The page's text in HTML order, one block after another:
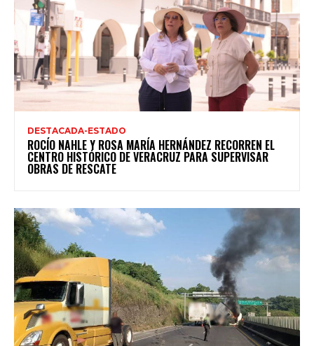
DESTACADA-ESTADO
ROCÍO NAHLE Y ROSA MARÍA HERNÁNDEZ RECORREN EL
CENTRO HISTÓRICO DE VERACRUZ PARA SUPERVISAR
OBRAS DE RESCATE